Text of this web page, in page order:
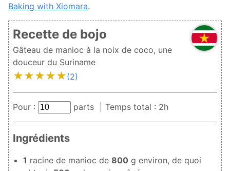
Baking with Xiomara.
Recette de bojo
Gâteau de manioc à la noix de coco, une
douceur du Suriname
★★★★★(2)
Pour : parts Temps total : 2h
Ingrédients
1 racine de manioc de 800 g environ, de quoi